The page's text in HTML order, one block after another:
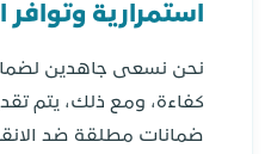
استمرارية وتوافر
نحن نسعى جاهدين
كفاءة، ومع ذلك، يتم
ضمانات مطلقة ضد